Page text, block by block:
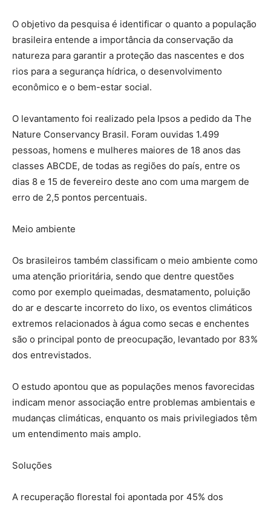
O objetivo da pesquisa é identificar o quanto a população
brasileira entende a importância da conservação da
natureza para garantir a proteção das nascentes e dos
rios para a segurança hídrica, o desenvolvimento
econômico e o bem-estar social.
O levantamento foi realizado pela Ipsos a pedido da The
Nature Conservancy Brasil. Foram ouvidas 1.499
pessoas, homens e mulheres maiores de 18 anos das
classes ABCDE, de todas as regiões do país, entre os
dias 8 e 15 de fevereiro deste ano com uma margem de
erro de 2,5 pontos percentuais.
Meio ambiente
Os brasileiros também classificam o meio ambiente como
uma atenção prioritária, sendo que dentre questões
como por exemplo queimadas, desmatamento, poluição
do ar e descarte incorreto do lixo, os eventos climáticos
extremos relacionados à água como secas e enchentes
são o principal ponto de preocupação, levantado por 83%
dos entrevistados.
O estudo apontou que as populações menos favorecidas
indicam menor associação entre problemas ambientais e
mudanças climáticas, enquanto os mais privilegiados têm
um entendimento mais amplo.
Soluções
A recuperação florestal foi apontada por 45% dos